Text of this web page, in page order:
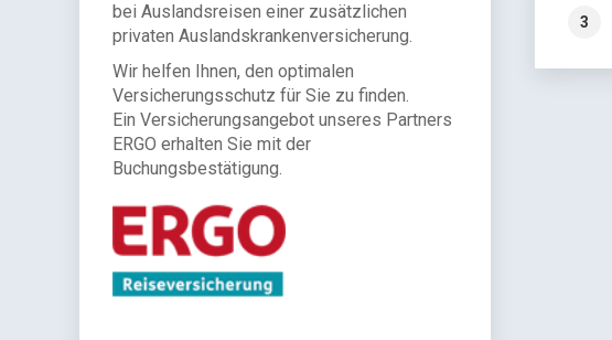
bei Auslandsreisen einer zusätzlichen
privaten Auslandskrankenversicherung.
Wir helfen Ihnen, den optimalen
Versicherungsschutz für Sie zu finden.
Ein Versicherungsangebot unseres Partners
ERGO erhalten Sie mit der
Buchungsbestätigung.
3